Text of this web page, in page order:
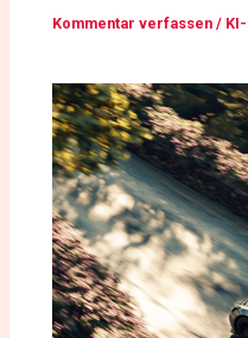
Kommentar verfassen /